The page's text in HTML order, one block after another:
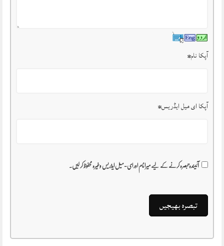
آپکا نام*
آپکا ای میل ایڈریس*
آئیندہ تبصرہ کرنے کے لیے میرا نام اور ای-میل ایڈریس وغیرہ محفوظ کر لیں۔